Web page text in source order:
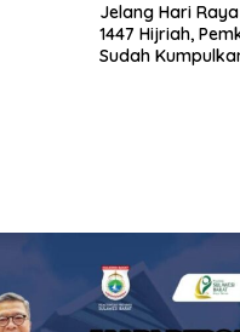
Jelang Hari
1447 Hijriah,
Sudah